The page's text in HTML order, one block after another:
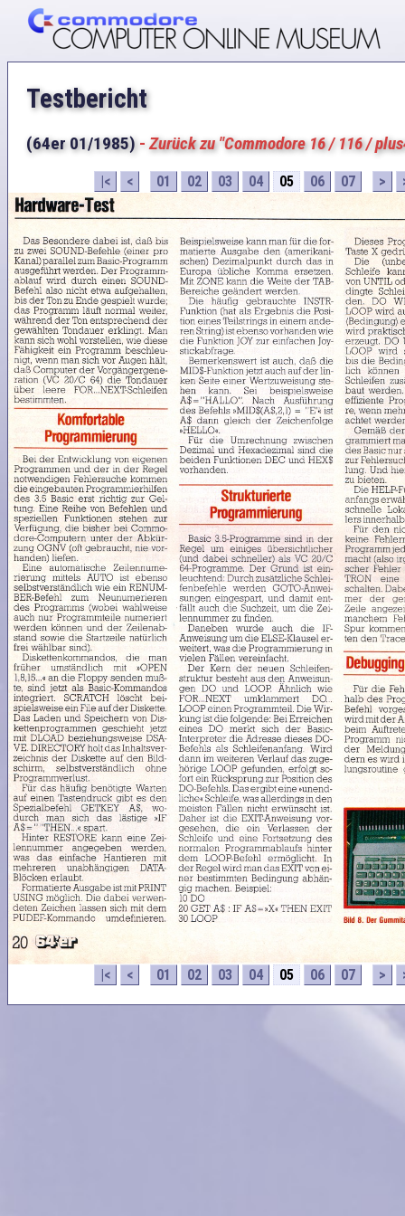
Testbericht
(64er 01/1985)-Zurück zu "Commodore 16 / 116 /
|< < 01 02 03 04 05 06 07 >
|< < 01 02 03 04 05 06 07 >